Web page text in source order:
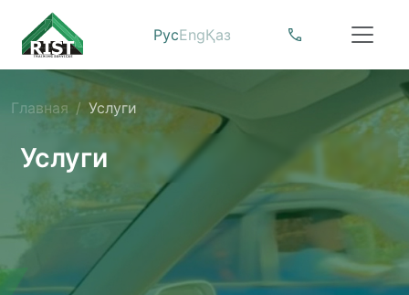
РусEngҚаз
Главная Услуги
Услуги